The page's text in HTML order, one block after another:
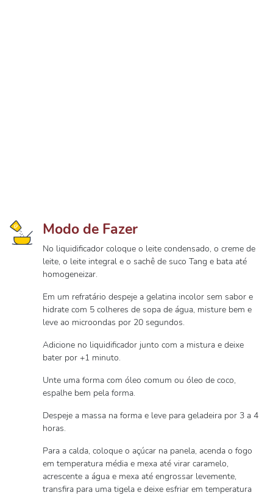
Modo de Fazer
No liquidificador coloque o leite condensado, o creme de
leite, o leite integral e o sachê de suco Tang e bata até
homogeneizar.
Em um refratário despeje a gelatina incolor sem sabor e
hidrate com 5 colheres de sopa de água, misture bem e
leve ao microondas por 20 segundos.
Adicione no liquidificador junto com a mistura e deixe
bater por +1 minuto.
Unte uma forma com óleo comum ou óleo de coco,
espalhe bem pela forma.
Despeje a massa na forma e leve para geladeira por 3 a 4
horas.
Para a calda, coloque o açúcar na panela, acenda o fogo
em temperatura média e mexa até virar caramelo,
acrescente a água e mexa até engrossar levemente,
transfira para uma tigela e deixe esfriar em temperatura